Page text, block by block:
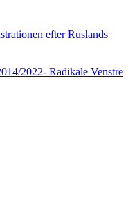
efter Ruslands
2022- Radikale Venstre